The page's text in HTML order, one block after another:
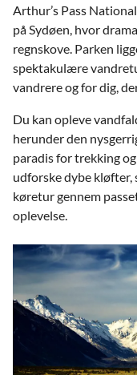
Arthur’s Pass
på Sydøen, hvor
regnskove. Parken
spektakulære
vandrere og for dig,
Du kan opleve
herunder den
paradis for trekking
udforske dybe kløfter,
køretur gennem
oplevelse.